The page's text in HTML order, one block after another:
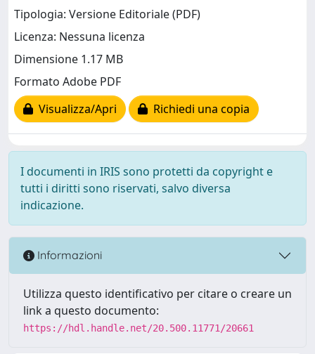
Tipologia: Versione Editoriale (PDF)
Licenza: Nessuna licenza
Dimensione 1.17 MB
Formato Adobe PDF
Visualizza/Apri
Richiedi una copia
I documenti in IRIS sono protetti da copyright e
tutti i diritti sono riservati, salvo diversa
indicazione.
Informazioni
Utilizza questo identificativo per citare o creare un
link a questo documento:
https://hdl.handle.net/20.500.11771/20661